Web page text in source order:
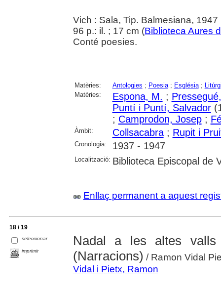
Vich : Sala, Tip. Balmesiana, 1947
96 p.: il. ; 17 cm (Biblioteca Aures
Conté poesies.
Matèries: Antologies ; Poesia; Església;
Matèries:
Espona, M. ;
Puntí i Puntí, Salvador
; Camprodon, Josep;
Àmbit: Collsacabra; Rupit i
Cronologia: 1937 - 1947
Localització: Biblioteca Episcopal de
Enllaç permanent a aquest
18 / 19
seleccionar
imprimir
Nadal a les altes
(Narracions) / Ramon Vidal
Vidal i Pietx, Ramon